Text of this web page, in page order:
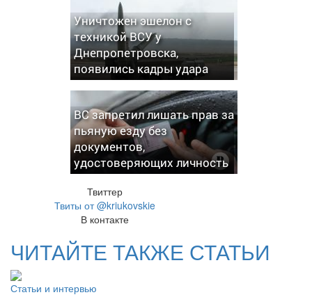
Уничтожен эшелон с
техникой ВСУ у
Днепропетровска,
появились кадры удара
ВС запретил лишать прав за
пьяную езду без
документов,
удостоверяющих личность
Твиттер
Твиты от @kriukovskie
В контакте
ЧИТАЙТЕ ТАКЖЕ СТАТЬИ
Статьи и интервью